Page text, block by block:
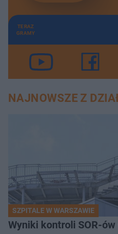
TERAZ
GRAMY
NAJNOWSZE Z
SZPITALE W WARSZAWIE
Wyniki kontroli SOR-